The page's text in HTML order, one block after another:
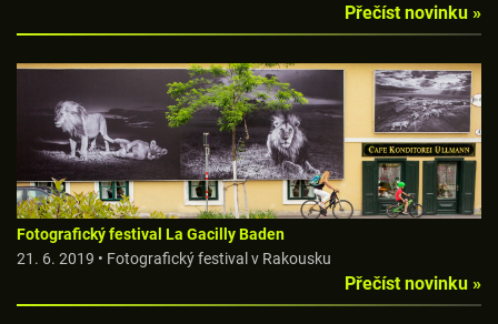
Přečíst novinku »
Fotografický festival La Gacilly Baden
21. 6. 2019 • Fotografický festival v Rakousku
Přečíst novinku »